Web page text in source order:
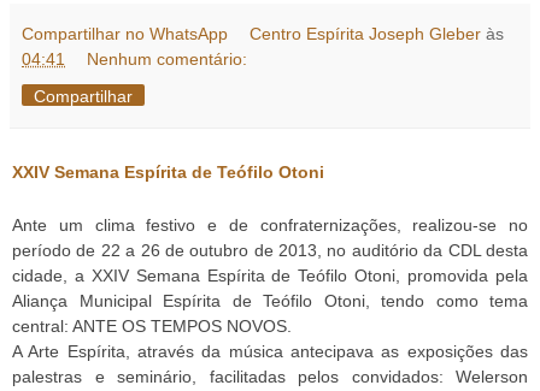
Compartilhar no WhatsApp Centro Espírita Joseph Gleber às
04:41
Nenhum comentário:
Compartilhar
XXIV Semana Espírita de Teófilo Otoni
Ante um clima festivo e de confraternizações, realizou-se no
período de 22 a 26 de outubro de 2013, no auditório da CDL desta
cidade, a XXIV Semana Espírita de Teófilo Otoni, promovida pela
Aliança Municipal Espírita de Teófilo Otoni, tendo como tema
central: ANTE OS TEMPOS NOVOS.
A Arte Espírita, através da música antecipava as exposições das
palestras e seminário, facilitadas pelos convidados: Welerson